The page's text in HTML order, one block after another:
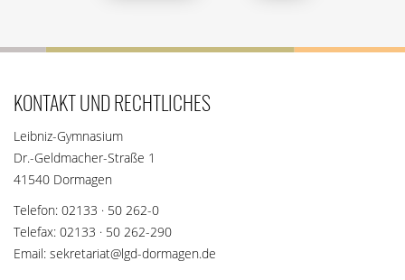
KONTAKT UND RECHTLICHES
Leibniz-Gymnasium
Dr.-Geldmacher-Straße 1
41540 Dormagen
Telefon: 02133 · 50 262-0
Telefax: 02133 · 50 262-290
Email: sekretariat@lgd-dormagen.de